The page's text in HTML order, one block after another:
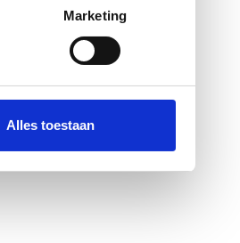
detailgedeeltein. U kunt uw
partners voor social
die u aan ze heeft
Marketing
Alles toestaan